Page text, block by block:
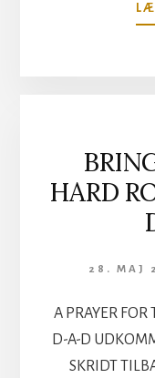
HARD
28. MAJ
A PRAYER
D-A-D
SKRIDT